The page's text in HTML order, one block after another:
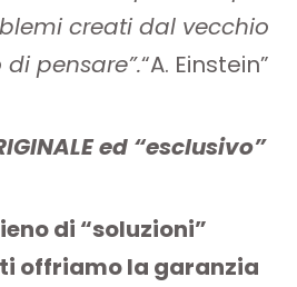
creati dal vecchio
pensare”.“A. Einstein”
ed “esclusivo”
di “soluzioni”
offriamo la garanzia